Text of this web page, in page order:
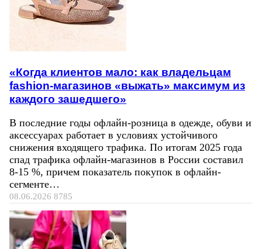
«Когда клиентов мало: как владельцам
fashion-магазинов «выжать» максимум из
каждого зашедшего»
В последние годы офлайн-розница в одежде, обуви и
аксессуарах работает в условиях устойчивого
снижения входящего трафика. По итогам 2025 года
спад трафика офлайн-магазинов в России составил
8-15 %, причем показатель покупок в офлайн-
сегменте…
08.06.2026 8785